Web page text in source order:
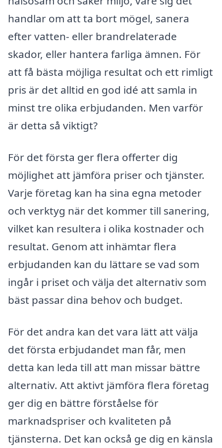
handlar om att ta bort mögel, sanera
efter vatten- eller brandrelaterade
skador, eller hantera farliga ämnen. För
att få bästa möjliga resultat och ett rimligt
pris är det alltid en god idé att samla in
minst tre olika erbjudanden. Men varför
är detta så viktigt?
För det första ger flera offerter dig
möjlighet att jämföra priser och tjänster.
Varje företag kan ha sina egna metoder
och verktyg när det kommer till sanering,
vilket kan resultera i olika kostnader och
resultat. Genom att inhämtar flera
erbjudanden kan du lättare se vad som
ingår i priset och välja det alternativ som
bäst passar dina behov och budget.
För det andra kan det vara lätt att välja
det första erbjudandet man får, men
detta kan leda till att man missar bättre
alternativ. Att aktivt jämföra flera företag
ger dig en bättre förståelse för
marknadspriser och kvaliteten på
tjänsterna. Det kan också ge dig en känsla